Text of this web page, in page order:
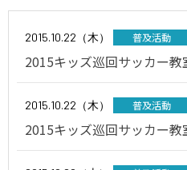
2015.10.22（木） 普及活動
2015キッズ巡回サッカー
2015.10.22（木） 普及活動
2015キッズ巡回サッカー